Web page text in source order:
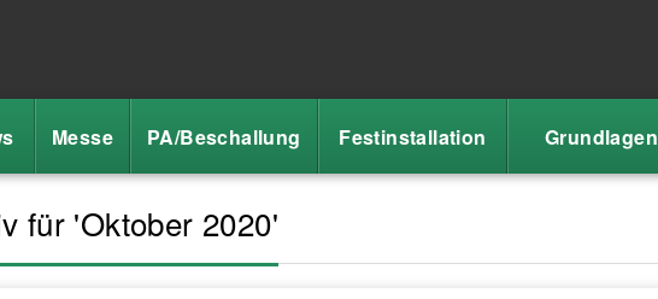
Messe PA/Beschallung Festinstallation Grundlagen
für 'Oktober 2020'